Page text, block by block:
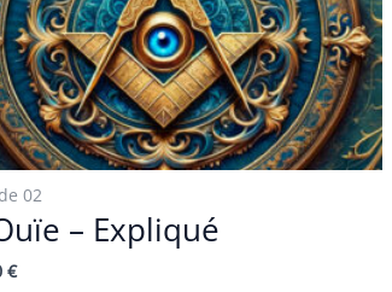
02
– Expliqué
€